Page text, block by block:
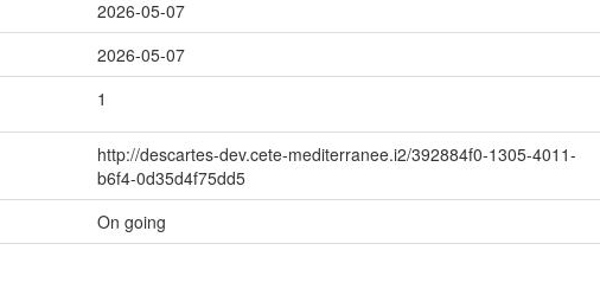
2026-05-07
2026-05-07
1
http://descartes-dev.cete-mediterranee.i2/392884f0-1305-4011-
b6f4-0d35d4f75dd5
On going